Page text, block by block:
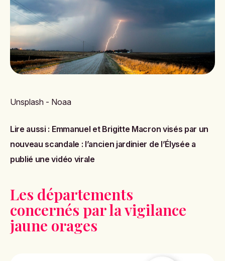
Unsplash - Noaa
Lire aussi : Emmanuel et Brigitte Macron visés par un
nouveau scandale : l’ancien jardinier de l’Élysée a
publié une vidéo virale
Les départements
concernés par la vigilance
jaune orages